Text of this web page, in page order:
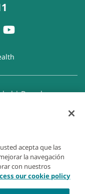
|Derechos y
la Discriminación
a sitios web
acepta que las
la navegación
con nuestros
our cookie policy